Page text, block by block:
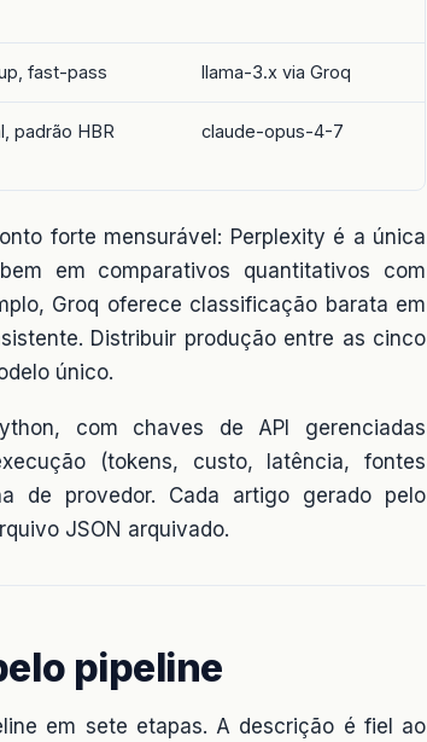
fast-pass llama-3.x via Groq
padrão HBR claude-opus-4-7
forte mensurável: Perplexity é a única
em comparativos quantitativos com
Groq oferece classificação barata em
Distribuir produção entre as cinco
único.
com chaves de API gerenciadas
(tokens, custo, latência, fontes
de provedor. Cada artigo gerado pelo
JSON arquivado.
pipeline
em sete etapas. A descrição é fiel ao